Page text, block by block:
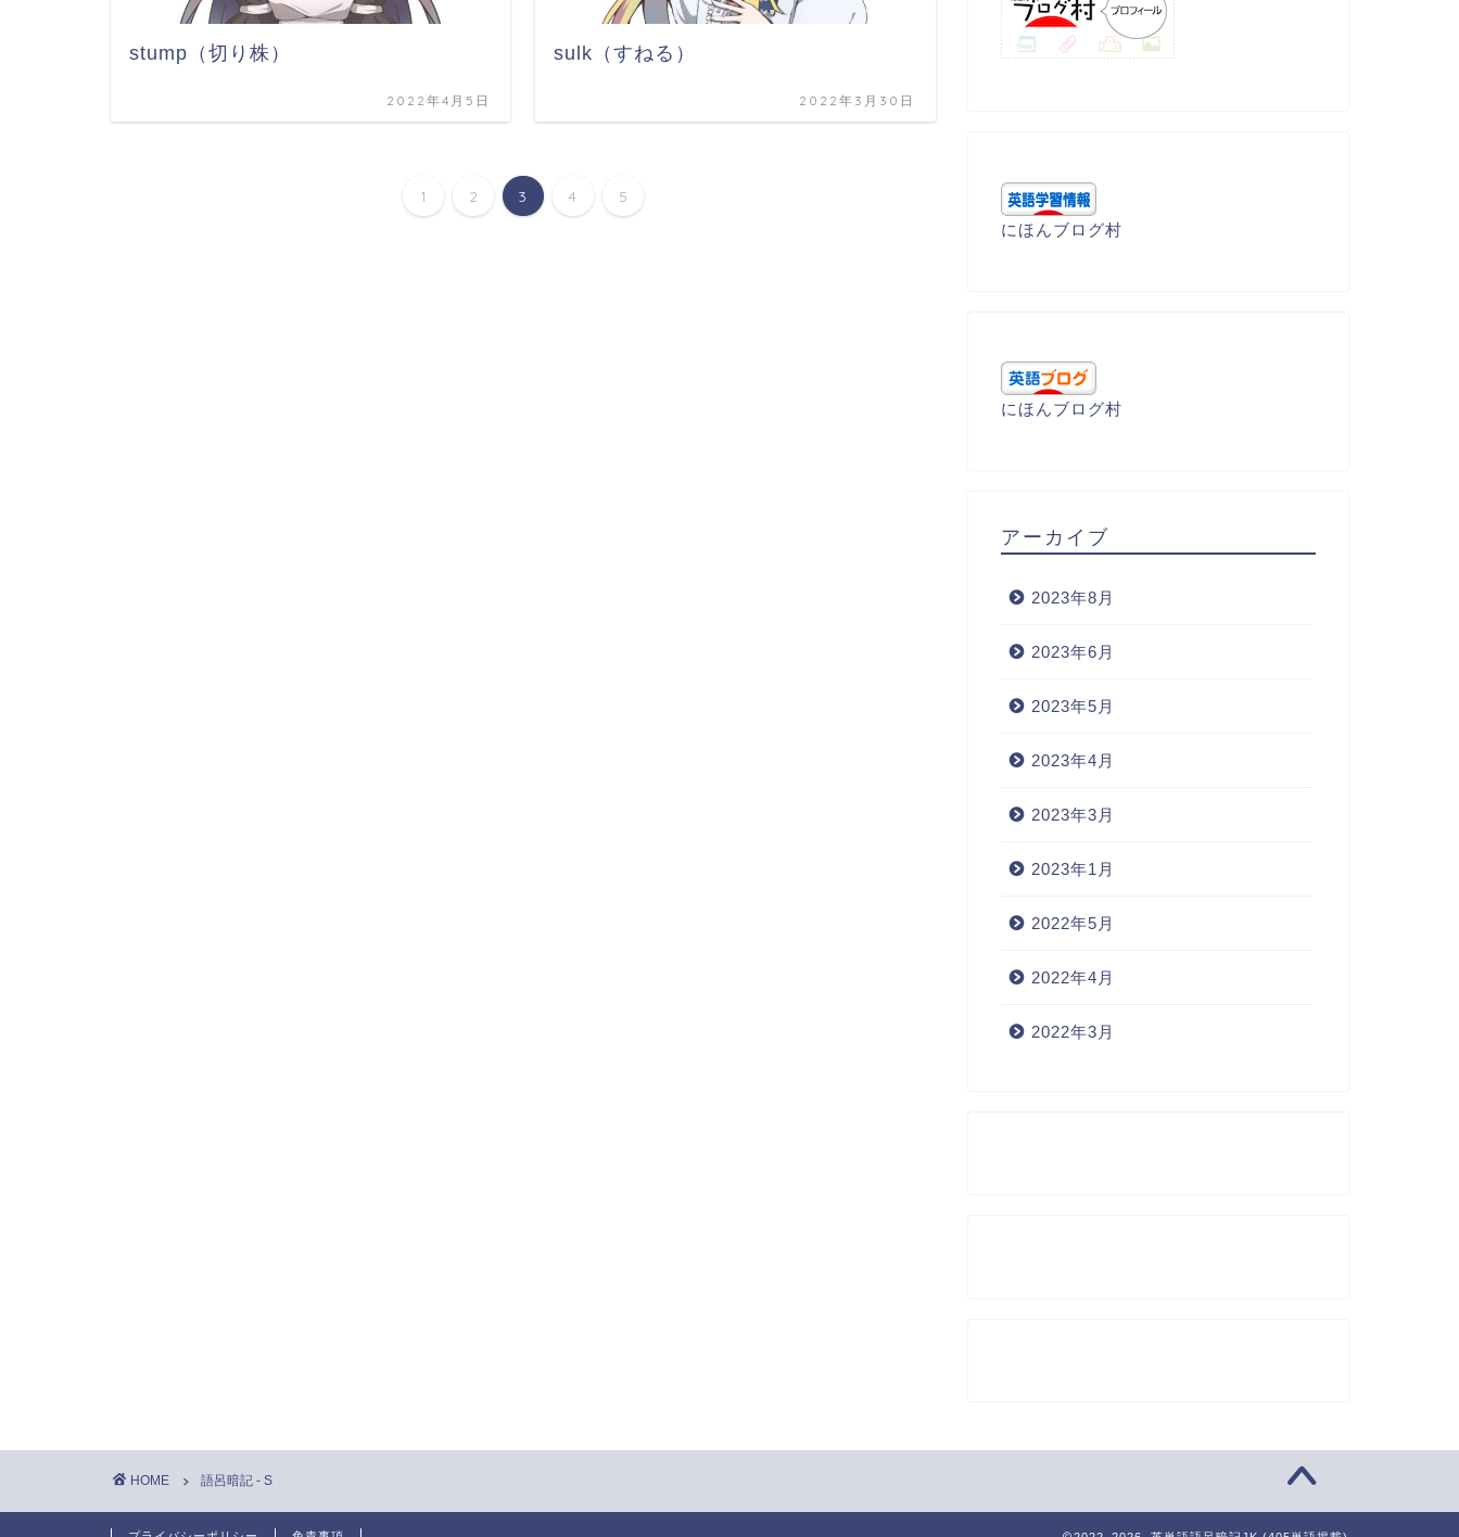
stump（切り株）
2022年4月5日
sulk（すねる）
2022年3月30日
1 2 3 4 5
にほんブログ村
にほんブログ村
アーカイブ
2023年8月
2023年6月
2023年5月
2023年4月
2023年3月
2023年1月
2022年5月
2022年4月
2022年3月
HOME 語呂暗記 - S